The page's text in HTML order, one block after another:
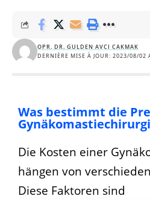
DERNIÈRE MISE À JOUR: 2023/08/02
OPR. DR. GULDEN AVCI CAKMAK
Was bestimmt die
Die Kosten einer
hängen von
Diese Faktoren sind